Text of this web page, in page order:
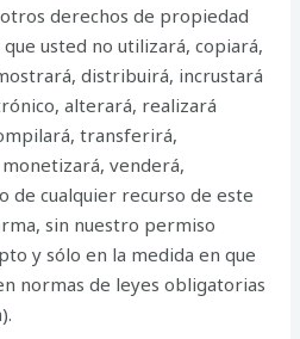
derechos de propiedad
usted no utilizará, copiará,
distribuirá, incrustará
alterará, realizará
transferirá,
venderá,
de cualquier recurso de este
sin nuestro permiso
y sólo en la medida en que
normas de leyes obligatorias